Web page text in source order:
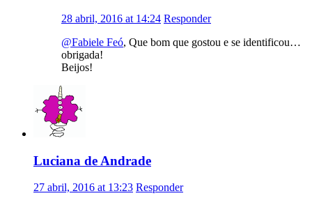
28 abril, 2016 at 14:24 Responder
@Fabiele Feó, Que bom que gostou e se identificou…
obrigada!
Beijos!
Luciana de Andrade
27 abril, 2016 at 13:23 Responder